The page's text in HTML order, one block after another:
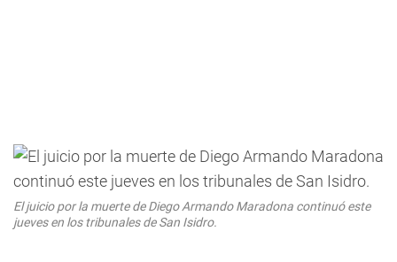
El juicio por la muerte de Diego Armando Maradona continuó este
jueves en los tribunales de San Isidro.